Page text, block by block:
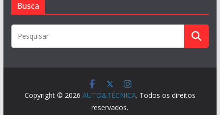
Busca
Copyright © 2026 AUTO&TÉCNICA. Todos os direitos
reservados.